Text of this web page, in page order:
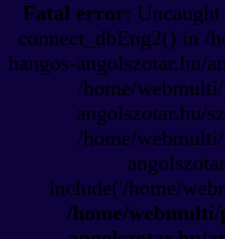
Fatal error:
connect_dbEng2() in /
hangos-angolszotar.hu/
/home/
angolszotar.hu/
/home/
include('/home/
/home/webmulti/